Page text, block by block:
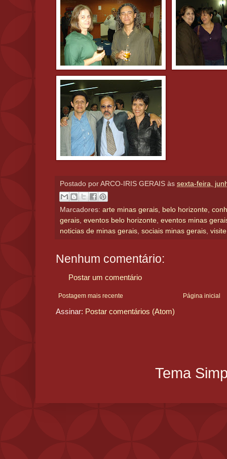
Postado por ARCO-IRIS GERAIS às sexta-feira,
Marcadores: arte minas gerais belo horizonte
gerais eventos belo horizonte eventos minas
noticias de minas gerais sociais minas gerais
Nenhum comentário:
Postar um comentário
Postagem mais recente Página inicial
Assinar: Postar comentários (Atom)
Tema